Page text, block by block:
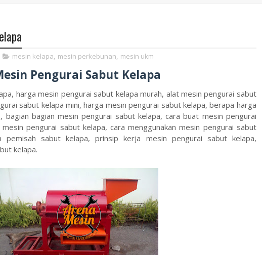
mesin kelapa, mesin perkebunan, mesin ukm
Pengurai Sabut Kelapa
harga mesin pengurai sabut kelapa murah, alat mesin pengurai sabut
sabut kelapa mini, harga mesin pengurai sabut kelapa, berapa harga
bagian bagian mesin pengurai sabut kelapa, cara buat mesin pengurai
pengurai sabut kelapa, cara menggunakan mesin pengurai sabut
pemisah sabut kelapa, prinsip kerja mesin pengurai sabut kelapa,
kelapa.